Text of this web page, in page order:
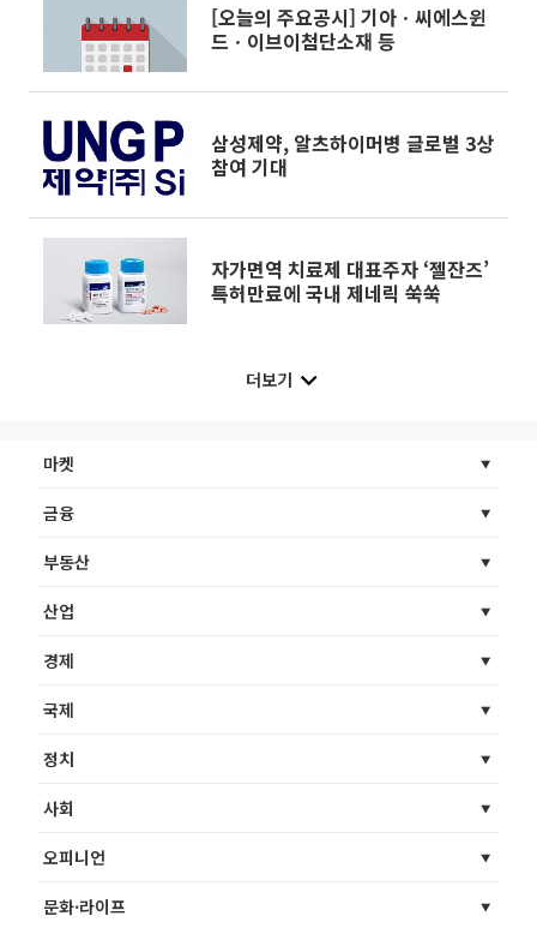
[오늘의 주요공시] 기아ㆍ씨에스윈
드ㆍ이브이첨단소재 등
삼성제약, 알츠하이머병 글로벌 3상
참여 기대
자가면역 치료제 대표주자 ‘젤잔즈’
특허만료에 국내 제네릭 쑥쑥
더보기
마켓
금융
부동산
산업
경제
국제
정치
사회
오피니언
문화·라이프